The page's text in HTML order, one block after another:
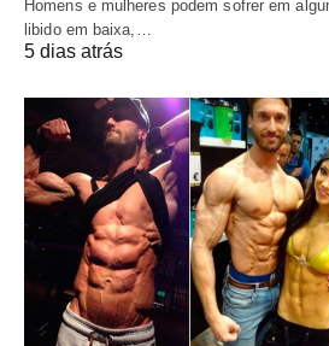
Homens e mulheres podem sofrer em
libido em baixa,…
5 dias atrás